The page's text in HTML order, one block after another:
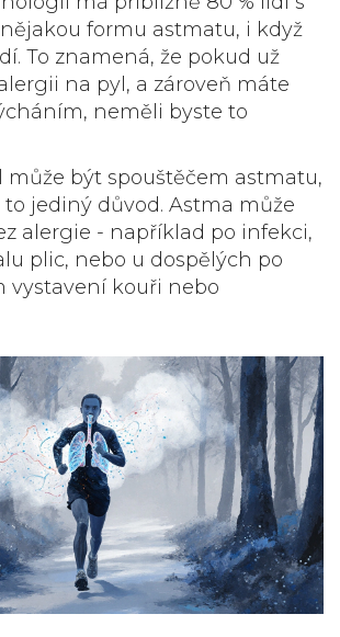
formu astmatu, i když
To znamená, že pokud už
na pyl, a zároveň máte
neměli byste to
může být spouštěčem astmatu,
to jediný důvod. Astma může
alergie - například po infekci,
plic, nebo u dospělých po
vystavení kouři nebo